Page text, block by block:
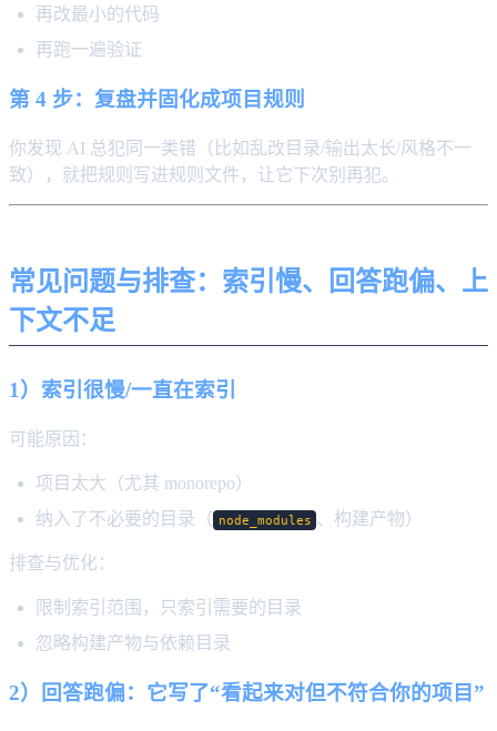
再改最小的代码
再跑一遍验证
第 4 步：复盘并固化成项目规则
你发现 AI 总犯同一类错（比如乱改目录/输出太长/风格不一
致），就把规则写进规则文件，让它下次别再犯。
常见问题与排查：索引慢、回答跑偏、上
下文不足
1）索引很慢/一直在索引
可能原因：
项目太大（尤其 monorepo）
纳入了不必要的目录（ node_modules 、构建产物）
排查与优化：
限制索引范围，只索引需要的目录
忽略构建产物与依赖目录
2）回答跑偏：它写了“看起来对但不符合你的项目”